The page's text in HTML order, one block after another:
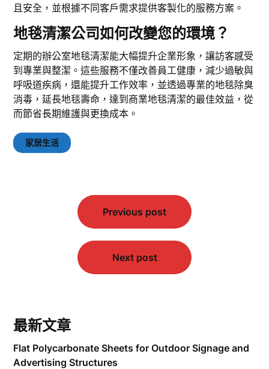
且安全，並根據不同客戶需求提供客製化的服務方案。
地毯清潔公司如何改變您的環境？
定期的辦公室地毯清潔能大幅提升企業形象，讓訪客感受
到專業與整潔。這些服務不僅改善員工健康，減少過敏與
呼吸道疾病，還能提升工作效率，並透過專業的地毯除臭
消毒，延長地毯壽命，達到商業地毯清潔的最佳效益，從
而節省長期維護與更換成本。
家居生活
Previous post
Next post
最新文章
Flat Polycarbonate Sheets for Outdoor Signage and
Advertising Structures